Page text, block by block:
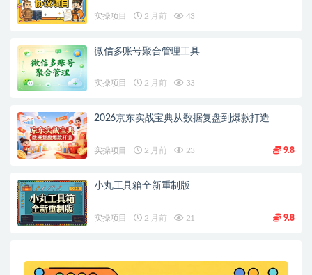
实操项目 2 月前 43
微信多账号聚合管理工具
实操项目 2 月前 33
2026京东实战宝典从数据复盘到爆款打造
实操项目 2 月前 23 9.8
小丸工具箱全新重制版
实操项目 2 月前 21 9.8